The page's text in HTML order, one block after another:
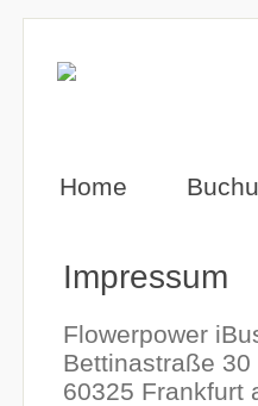
Home
Impressum
Flowerpower
Bettinastraße 30
60325 Frankfurt